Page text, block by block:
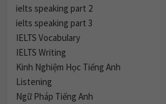
ielts speaking part 2
ielts speaking part 3
IELTS Vocabulary
IELTS Writing
Kinh Nghiệm Học Tiếng Anh
Listening
Ngữ Pháp Tiếng Anh